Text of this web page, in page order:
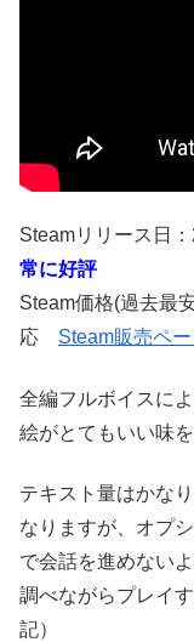
Steamリリース日
常に好評
Steam価格(過去最
応 Steam販売ペ
全編フルボイスに
絵がとてもいい味
テキスト量はかな
なりますが、オプ
で会話を進めない
調べながらプレイ
記）